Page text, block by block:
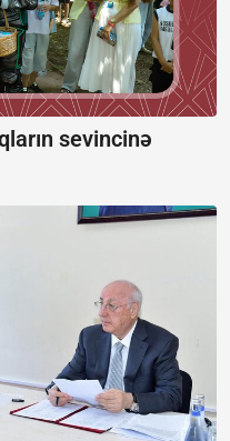
sevincinə